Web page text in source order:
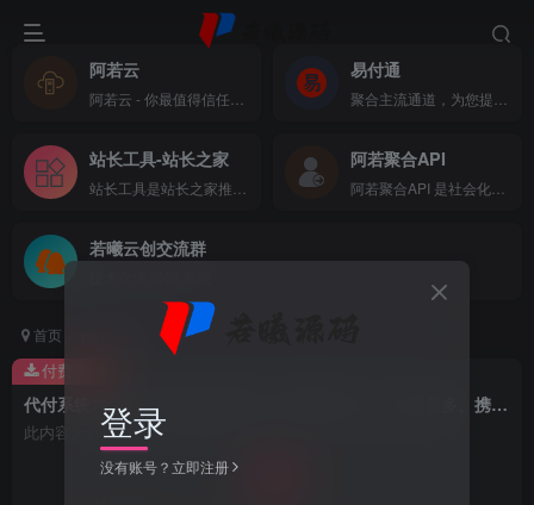
阿若云 易付通
站长工具-站长之家 阿若聚合API
若曦云创交流群
首页
代付系统六合一版本全开源代码，包含美团、京东、拼多多、携程酒店、携程机票、滴滴打车（包含源码包+文字、视频搭建教程）
此内容为付费资源，请付费后查看
付费资源
登录
没有账号？立即注册